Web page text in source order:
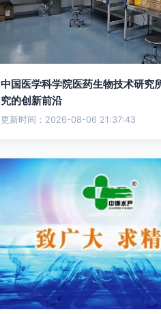
中国医学科学院医药生物技术研究
究的创新前沿
更新时间：2026-08-06 21:37:43